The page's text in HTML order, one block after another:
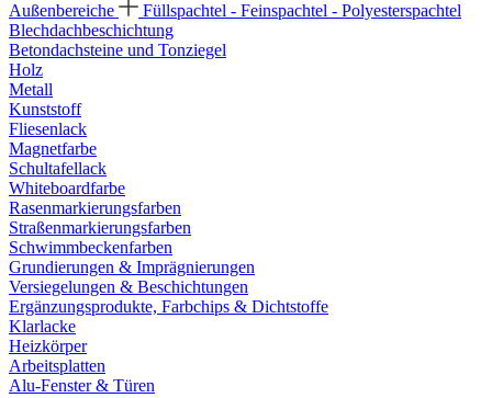
Außenbereiche
Füllspachtel - Feinspachtel - Polyesterspachtel
Blechdachbeschichtung
Betondachsteine und Tonziegel
Holz
Metall
Kunststoff
Fliesenlack
Magnetfarbe
Schultafellack
Whiteboardfarbe
Rasenmarkierungsfarben
Straßenmarkierungsfarben
Schwimmbeckenfarben
Grundierungen & Imprägnierungen
Versiegelungen & Beschichtungen
Ergänzungsprodukte, Farbchips & Dichtstoffe
Klarlacke
Heizkörper
Arbeitsplatten
Alu-Fenster & Türen